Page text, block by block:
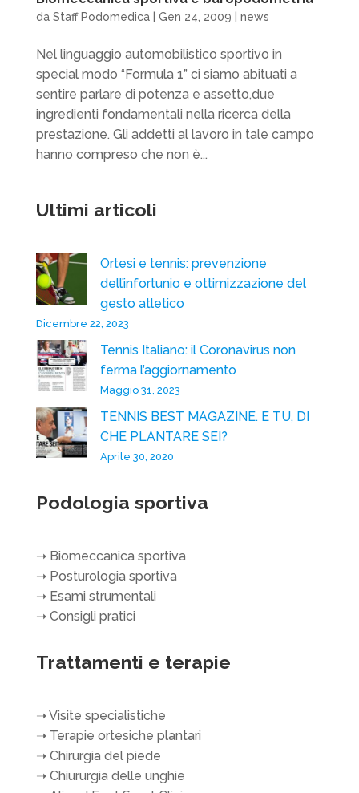
da Staff Podomedica| Gen 24, 2009 news
Nel linguaggio automobilistico sportivo in
special modo “Formula 1” ci siamo abituati a
sentire parlare di potenza e assetto,due
ingredienti fondamentali nella ricerca della
prestazione. Gli addetti al lavoro in tale campo
hanno compreso che non è...
Ultimi articoli
Ortesi e tennis: prevenzione
dell’infortunio e ottimizzazione del
gesto atletico
Dicembre 22, 2023
Tennis Italiano: il Coronavirus non
ferma l’aggiornamento
Maggio 31, 2023
TENNIS BEST MAGAZINE. E TU, DI
CHE PLANTARE SEI?
Aprile 30, 2020
Podologia sportiva
➝ Biomeccanica sportiva
➝ Posturologia sportiva
➝ Esami strumentali
➝ Consigli pratici
Trattamenti e terapie
➝Visite specialistiche
➝ Terapie ortesiche plantari
➝ Chirurgia del piede
➝ Chiururgia delle unghie